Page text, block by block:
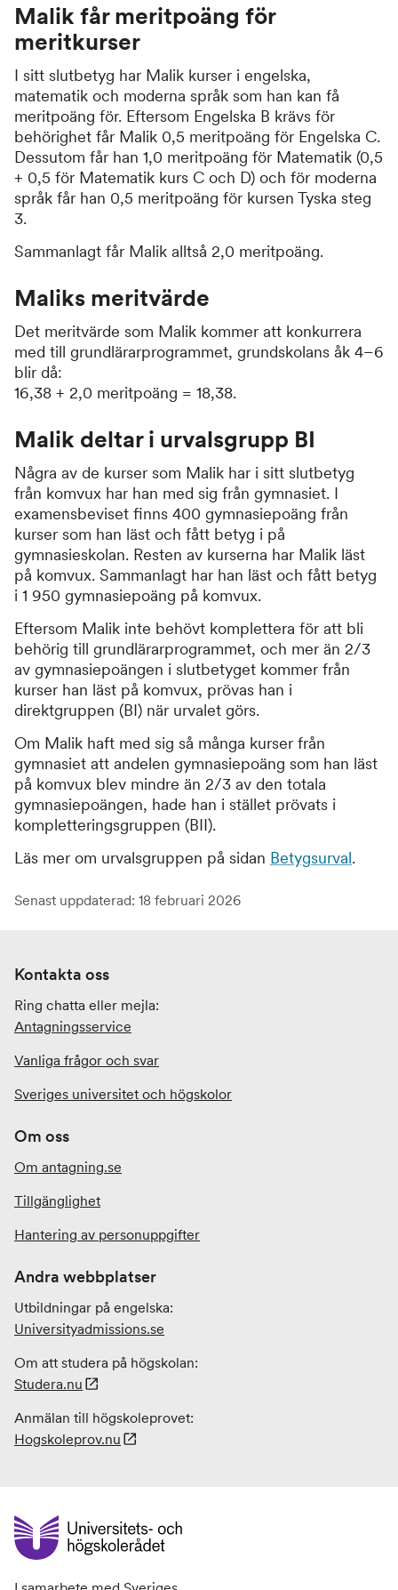
Malik får meritpoäng för
meritkurser
I sitt slutbetyg har Malik kurser i engelska,
matematik och moderna språk som han kan få
meritpoäng för. Eftersom Engelska B krävs för
behörighet får Malik 0,5 meritpoäng för Engelska C.
Dessutom får han 1,0 meritpoäng för Matematik (0,5
+ 0,5 för Matematik kurs C och D) och för moderna
språk får han 0,5 meritpoäng för kursen Tyska steg
3.
Sammanlagt får Malik alltså 2,0 meritpoäng.
Maliks meritvärde
Det meritvärde som Malik kommer att konkurrera
med till grundlärarprogrammet, grundskolans åk 4–6
blir då:
16,38 + 2,0 meritpoäng = 18,38.
Malik deltar i urvalsgrupp BI
Några av de kurser som Malik har i sitt slutbetyg
från komvux har han med sig från gymnasiet. I
examensbeviset finns 400 gymnasiepoäng från
kurser som han läst och fått betyg i på
gymnasieskolan. Resten av kurserna har Malik läst
på komvux. Sammanlagt har han läst och fått betyg
i 1 950 gymnasiepoäng på komvux.
Eftersom Malik inte behövt komplettera för att bli
behörig till grundlärarprogrammet, och mer än 2/3
av gymnasiepoängen i slutbetyget kommer från
kurser han läst på komvux, prövas han i
direktgruppen (BI) när urvalet görs.
Om Malik haft med sig så många kurser från
gymnasiet att andelen gymnasiepoäng som han läst
på komvux blev mindre än 2/3 av den totala
gymnasiepoängen, hade han i stället prövats i
kompletteringsgruppen (BII).
Läs mer om urvalsgruppen på sidan Betygsurval.
Senast uppdaterad: 18 februari 2026
Kontakta oss
Ring chatta eller mejla:
Antagningsservice
Vanliga frågor och svar
Sveriges universitet och högskolor
Om oss
Om antagning.se
Tillgänglighet
Hantering av personuppgifter
Andra webbplatser
Utbildningar på engelska:
Universityadmissions.se
Om att studera på högskolan:
Studera.nu
Anmälan till högskoleprovet:
Hogskoleprov.nu